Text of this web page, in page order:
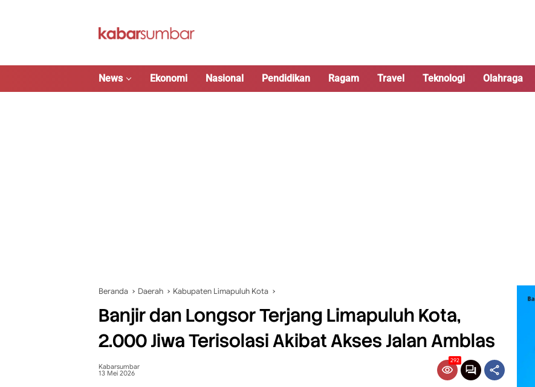
News Ekonomi Nasional Pendidikan Ragam Travel Teknologi Olahraga
Beranda Daerah Kabupaten Limapuluh Kota
Banjir dan Longsor Terjang Limapuluh Kota,
2.000 Jiwa Terisolasi Akibat Akses Jalan Amblas
Kabarsumbar
13 Mei 2026
292